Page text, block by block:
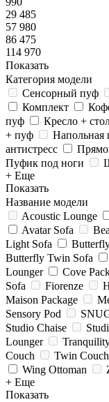
29 485
57 980
86 475
114 970
Показать
Категория модели
Сенсорный пуф
Комплект
пуф
Кресло +
+ пуф
Напольная
антистресс
Пуфик под ноги
+ Еще
Показать
Название модели
Acoustic Lounge
Avatar Sofa
Light Sofa
Butterfly Twin Sofa
Lounger
Cove
Sofa
Fiorenze
Maison Package
Sensory Pod
Studio Chaise
Lounger
Couch
Twin
Wing Ottoman
+ Еще
Показать